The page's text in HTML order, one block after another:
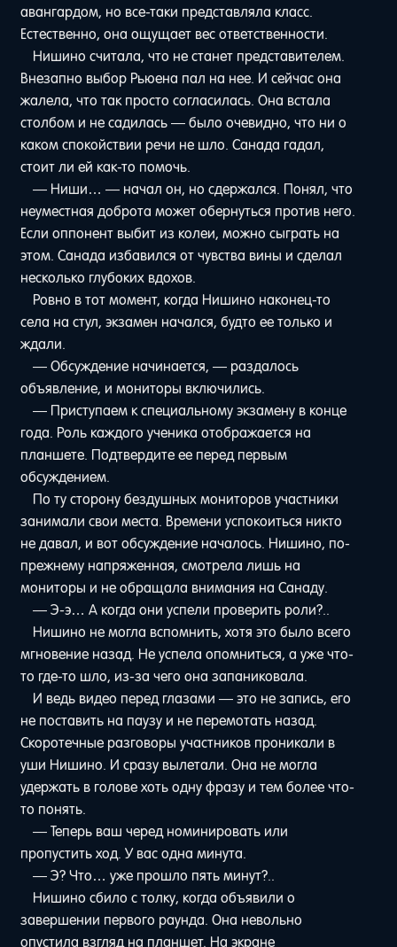
авангардом, но все-таки представляла класс.
Естественно, она ощущает вес ответственности.
Нишино считала, что не станет представителем.
Внезапно выбор Рьюена пал на нее. И сейчас она
жалела, что так просто согласилась. Она встала
столбом и не садилась — было очевидно, что ни о
каком спокойствии речи не шло. Санада гадал,
стоит ли ей как-то помочь.
— Ниши… — начал он, но сдержался. Понял, что
неуместная доброта может обернуться против него.
Если оппонент выбит из колеи, можно сыграть на
этом. Санада избавился от чувства вины и сделал
несколько глубоких вдохов.
Ровно в тот момент, когда Нишино наконец-то
села на стул, экзамен начался, будто ее только и
ждали.
— Обсуждение начинается, — раздалось
объявление, и мониторы включились.
— Приступаем к специальному экзамену в конце
года. Роль каждого ученика отображается на
планшете. Подтвердите ее перед первым
обсуждением.
По ту сторону бездушных мониторов участники
занимали свои места. Времени успокоиться никто
не давал, и вот обсуждение началось. Нишино, по-
прежнему напряженная, смотрела лишь на
мониторы и не обращала внимания на Санаду.
— Э-э… А когда они успели проверить роли?..
Нишино не могла вспомнить, хотя это было всего
мгновение назад. Не успела опомниться, а уже что-
то где-то шло, из-за чего она запаниковала.
И ведь видео перед глазами — это не запись, его
не поставить на паузу и не перемотать назад.
Скоротечные разговоры участников проникали в
уши Нишино. И сразу вылетали. Она не могла
удержать в голове хоть одну фразу и тем более что-
то понять.
— Теперь ваш черед номинировать или
пропустить ход. У вас одна минута.
— Э? Что… уже прошло пять минут?..
Нишино сбило с толку, когда объявили о
завершении первого раунда. Она невольно
опустила взгляд на планшет. На экране